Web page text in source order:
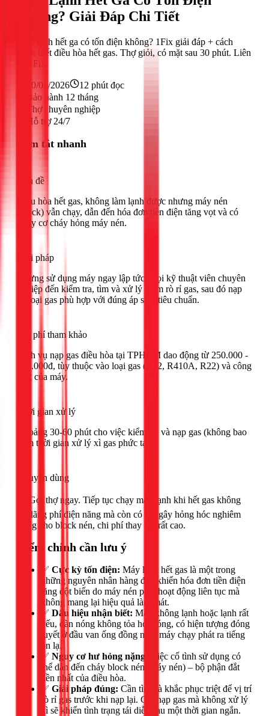
Không? Giải Đáp Chi Tiết
Máy lạnh hết ga có tốn điện không? 1Fix giải đáp + cách
nhận biết điều hòa hết gas. Thợ giỏi, có mặt sau 30 phút. Liên
hệ 1Fix
20/02/2026 12 phút đọc
Bảo hành 12 tháng
Thợ chuyên nghiệp
Hỗ trợ 24/7
Tóm tắt nhanh
Vấn đề
Điều hòa hết gas, không làm lạnh được nhưng máy nén
(block) vẫn chạy, dẫn đến hóa đơn tiền điện tăng vọt và có
nguy cơ cháy hỏng máy nén.
Giải pháp
Ngưng sử dụng máy ngay lập tức. Gọi kỹ thuật viên chuyên
nghiệp đến kiểm tra, tìm và xử lý điểm rò rỉ gas, sau đó nạp
lại loại gas phù hợp với đúng áp suất tiêu chuẩn.
Chi phí tham khảo
Dịch vụ nạp gas điều hòa tại TPHCM dao động từ 250.000 -
850.000đ, tùy thuộc vào loại gas (R32, R410A, R22) và công
suất của máy.
Thời gian xử lý
Khoảng 30-60 phút cho việc kiểm tra và nạp gas (không bao
gồm thời gian xử lý xì gas phức tạp).
Khuyên dùng
🟢 Gọi thợ ngay. Tiếp tục chạy máy lạnh khi hết gas không
chỉ lãng phí điện năng mà còn có thể gây hỏng hóc nghiêm
trọng cho block nén, chi phí thay thế rất cao.
Điểm chính cần lưu ý
✅ Cực kỳ tốn điện: Máy lạnh hết gas là một trong
những nguyên nhân hàng đầu khiến hóa đơn tiền điện
tăng đột biến do máy nén phải hoạt động liên tục mà
không mang lại hiệu quả làm mát.
✅ Dấu hiệu nhận biết: Máy không lạnh hoặc lạnh rất
yếu, dàn nóng không tỏa hơi nóng, có hiện tượng đóng
tuyết ở đầu van ống đồng nhỏ, máy chạy phát ra tiếng
ồn lạ.
✅ Nguy cơ hư hỏng nặng:
Việc cố tình sử dụng có
thể dẫn đến cháy block nén (máy nén) – bộ phận đắt
tiền nhất của điều hòa.
✅ Giải pháp đúng: Cần tìm và khắc phục triệt để vị trí
rò rỉ gas trước khi nạp lại. Chỉ nạp gas mà không xử lý
xì sẽ khiến tình trạng tái diễn sau một thời gian ngắn.